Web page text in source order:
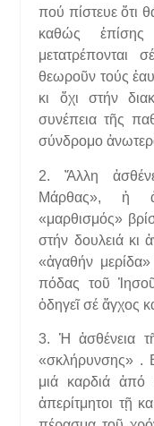
πού πίστευε ὅτι
καθώς
μετατρέπονται
θεωροῦν τούς
κι ὄχι στήν
συνέπεια τῆς
σύνδρομο
2. Ἄλλη
Μάρθας», ἡ
«μαρθισμός»
στήν δουλειά κι
«ἀγαθήν
πόδας τοῦ
ὁδηγεῖ σέ ἄγχος
3. Ἡ ἀσθένεια
«σκλήρυνσης» .
μιά καρδιά ἀπό
ἀπερίτμητοι τῇ